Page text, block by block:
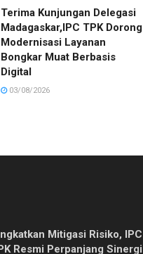
Terima Kunjungan Delegasi
Madagaskar,IPC TPK Dorong
Modernisasi Layanan
Bongkar Muat Berbasis
Digital
03/08/2026
Mitigasi Risiko, IPC
Resmi Perpanjang Sinergi